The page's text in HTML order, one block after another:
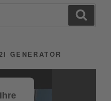
GENERATOR